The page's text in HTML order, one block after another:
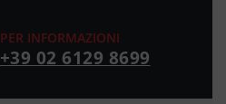
PER INFORMAZIONI
+39 02 6129 8699